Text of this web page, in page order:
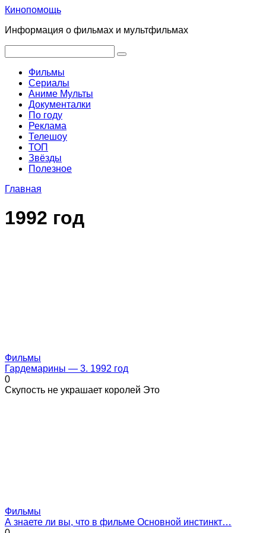
Перейти
контенту
Кинопомощь
Информация о фильмах и мультфильмах
Фильмы
Сериалы
Аниме Мульты
Документалки
По году
Реклама
Телешоу
ТОП
Звёзды
Полезное
Главная
1992 год
Фильмы
Гардемарины — 3. 1992 год
0
Скупость не украшает королей Это
Фильмы
А знаете ли вы, что в фильме Основной инстинкт…